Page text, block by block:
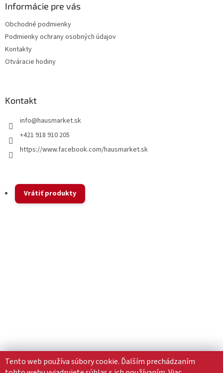
Tento web používa súbory cookie. Ďalším prechádzaním
Informácie pre vás
Obchodné podmienky
Podmienky ochrany osobných údajov
Kontakty
Otváracie hodiny
Kontakt
info@hausmarket.sk
+421 918 910 205
https://www.facebook.com/hausmarket.sk
Vrátiť produkty